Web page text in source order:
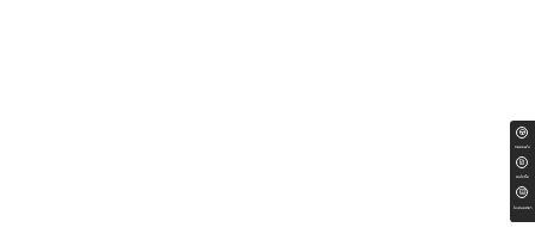
ทดลองขับ
สนใจซื้อ
ใบเสนอราคา